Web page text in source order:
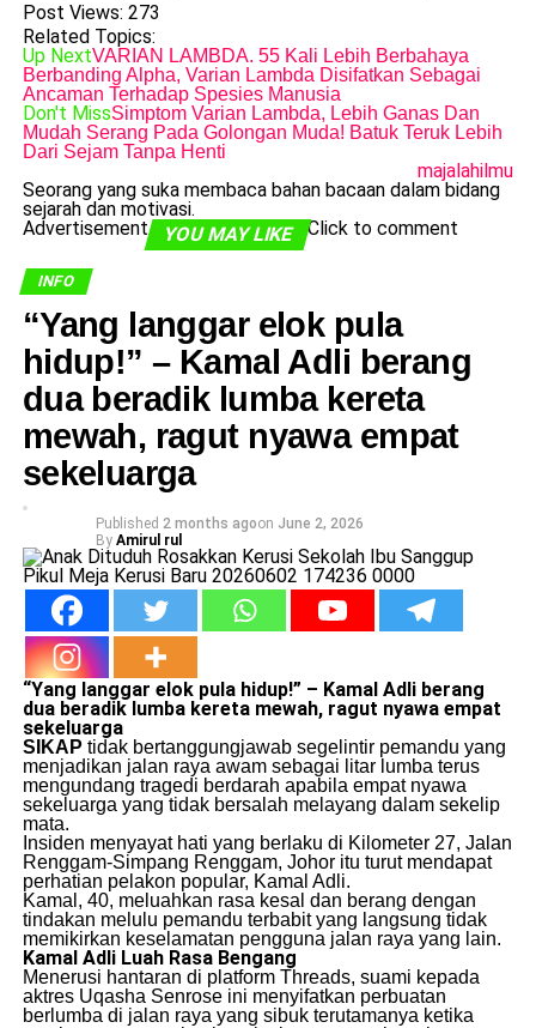
Post Views: 273
Related Topics:
Up NextVARIAN LAMBDA. 55 Kali Lebih Berbahaya
Berbanding Alpha, Varian Lambda Disifatkan Sebagai
Ancaman Terhadap Spesies Manusia
Don't MissSimptom Varian Lambda, Lebih Ganas Dan
Mudah Serang Pada Golongan Muda! Batuk Teruk Lebih
Dari Sejam Tanpa Henti
majalahilmu
Seorang yang suka membaca bahan bacaan dalam bidang
sejarah dan motivasi.
Advertisement
YOU MAY LIKE Click to comment
INFO
​“Yang langgar elok pula
hidup!” – Kamal Adli berang
dua beradik lumba kereta
mewah, ragut nyawa empat
sekeluarga
Published 2 months agoon June 2, 2026
By Amirul rul
“Yang langgar elok pula hidup!” – Kamal Adli berang
dua beradik lumbakeretamewah, ragut nyawa empat
sekeluarga
SIKAP tidak bertanggungjawab segelintir pemandu yang
menjadikan jalan raya awam sebagai litar lumba terus
mengundang tragedi berdarah apabila empat nyawa
sekeluarga yang tidak bersalah melayang dalam sekelip
mata.
​Insiden menyayat hati yang berlaku di Kilometer 27, Jalan
Renggam-Simpang Renggam, Johor itu turut mendapat
perhatian pelakon popular, Kamal Adli.
​Kamal, 40, meluahkan rasa kesal dan berang dengan
tindakan melulu pemandu terbabit yang langsung tidak
memikirkan keselamatan pengguna jalan raya yang lain.
Kamal Adli Luah Rasa Bengang
​Menerusi hantaran di platform Threads, suami kepada
aktres Uqasha Senrose ini menyifatkan perbuatan
berlumba di jalan raya yang sibuk terutamanya ketika